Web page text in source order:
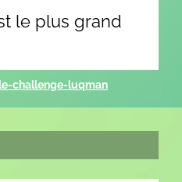
le plus grand
challenge-luqman